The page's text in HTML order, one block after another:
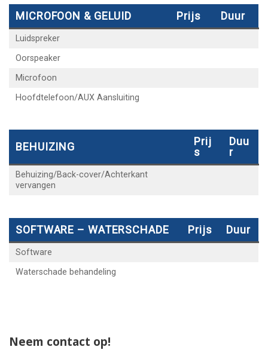
MICROFOON & GELUID Prijs Duur
Luidspreker
Oorspeaker
Microfoon
Hoofdtelefoon/AUX Aansluiting
BEHUIZING
Prij
S
Duu
R
Behuizing/Back-cover/Achterkant
vervangen
SOFTWARE – WATERSCHADE Prijs Duur
Software
Waterschade behandeling
Neem contact op!